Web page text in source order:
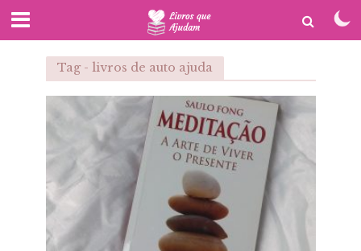
Tag - livros de auto ajuda